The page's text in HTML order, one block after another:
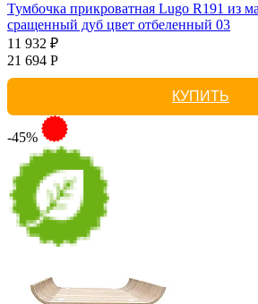
Тумбочка прикроватная Lugo R191 из
сращенный дуб цвет отбеленный 03
11 932 ₽
21 694 Р
КУПИТЬ
-45%